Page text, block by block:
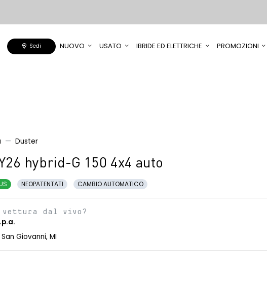
Sedi NUOVO USATO IBRIDE ED ELETTRICHE PROMOZIONI
Duster
hybrid-G 150 4x4 auto
NEOPATENTATI CAMBIO AUTOMATICO
vettura dal vivo?
Giovanni, MI